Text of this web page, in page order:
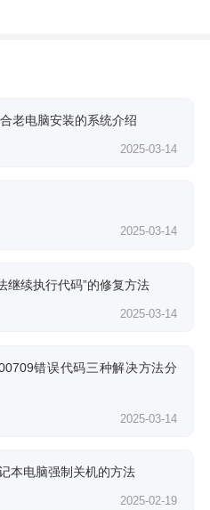
老电脑安装的系统介绍
2025-03-14
2025-03-14
继续执行代码”的修复方法
2025-03-14
错误代码三种解决方法分
2025-03-14
本电脑强制关机的方法
2025-02-19